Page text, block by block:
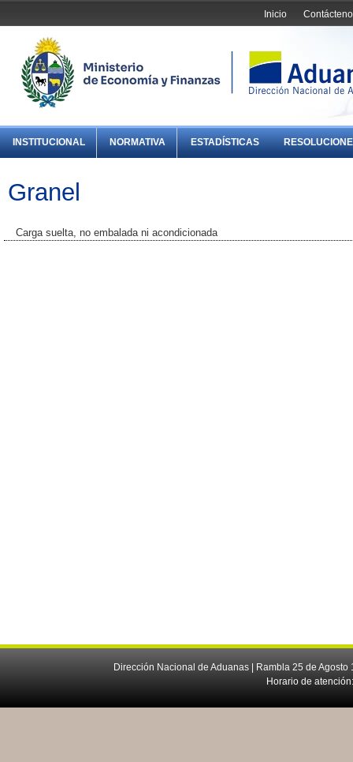
Inicio
INSTITUCIONAL NORMATIVA ESTADÍSTICAS
Granel
Carga suelta, no embalada ni acondicionada
Dirección Nacional de Aduanas | Rambla 25 de
Horario de